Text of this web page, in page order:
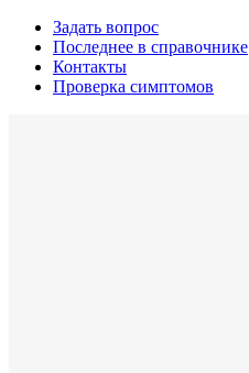
Задать вопрос
Последнее в справочнике
Контакты
Проверка симптомов